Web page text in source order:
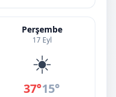
Perşembe
17 Eyl
☀️
37°15°